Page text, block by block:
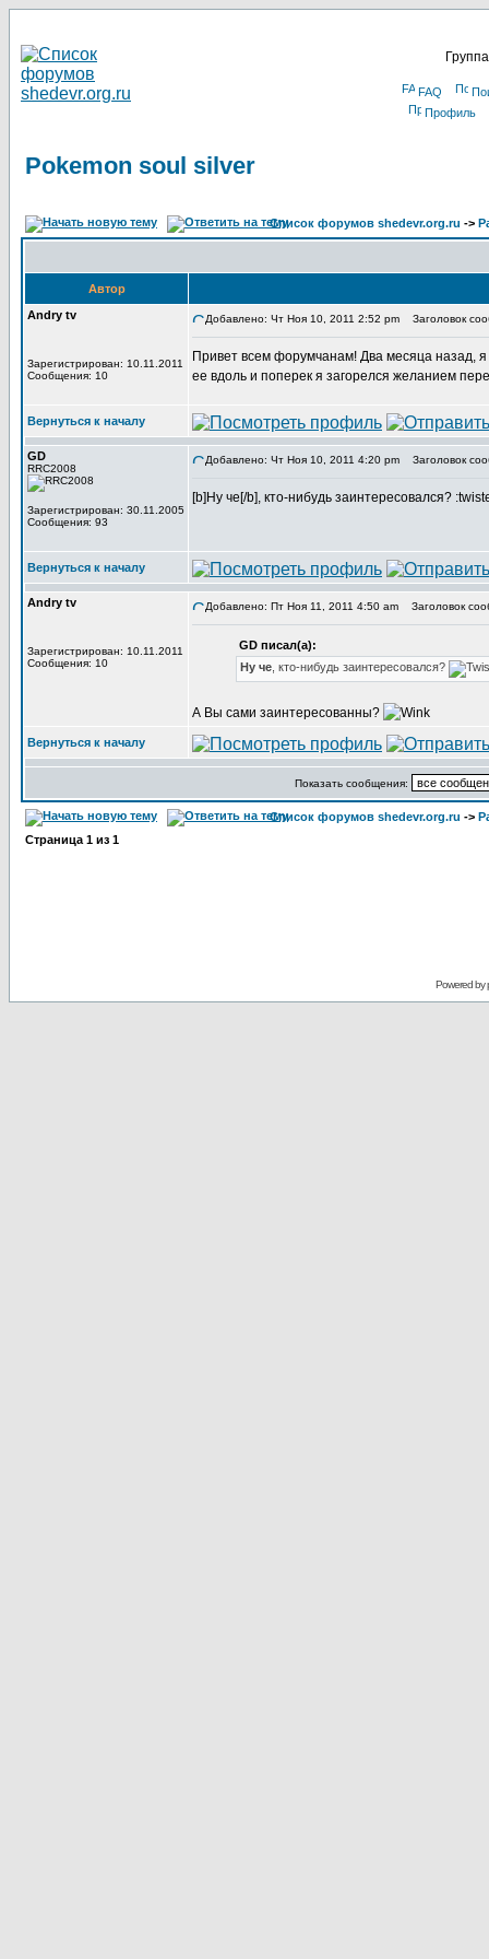
FAQ
Профиль
Pokemon soul silver
Список форумов shedevr.org.ru ->
Автор
Andry tv
Зарегистрирован: 10.11.2011
Сообщения: 10
Добавлено: Чт Ноя 10, 2011 2:52 pm Заголовок
Привет всем форумчанам! Два месяца назад,
ее вдоль и поперек я загорелся желанием
Вернуться к началу
GD
RRC2008
Зарегистрирован: 30.11.2005
Сообщения: 93
Добавлено: Чт Ноя 10, 2011 4:20 pm Заголовок
[b]Ну че[/b], кто-нибудь заинтересовался?
Вернуться к началу
Andry tv
Зарегистрирован: 10.11.2011
Сообщения: 10
Добавлено: Пт Ноя 11, 2011 4:50 am Заголовок
GD писал(а):
Ну че , кто-нибудь заинтересовался?
А Вы сами заинтересованны?
Вернуться к началу
Показать сообщения:
Список форумов shedevr.org.ru ->
Страница 1 из 1
Powered by